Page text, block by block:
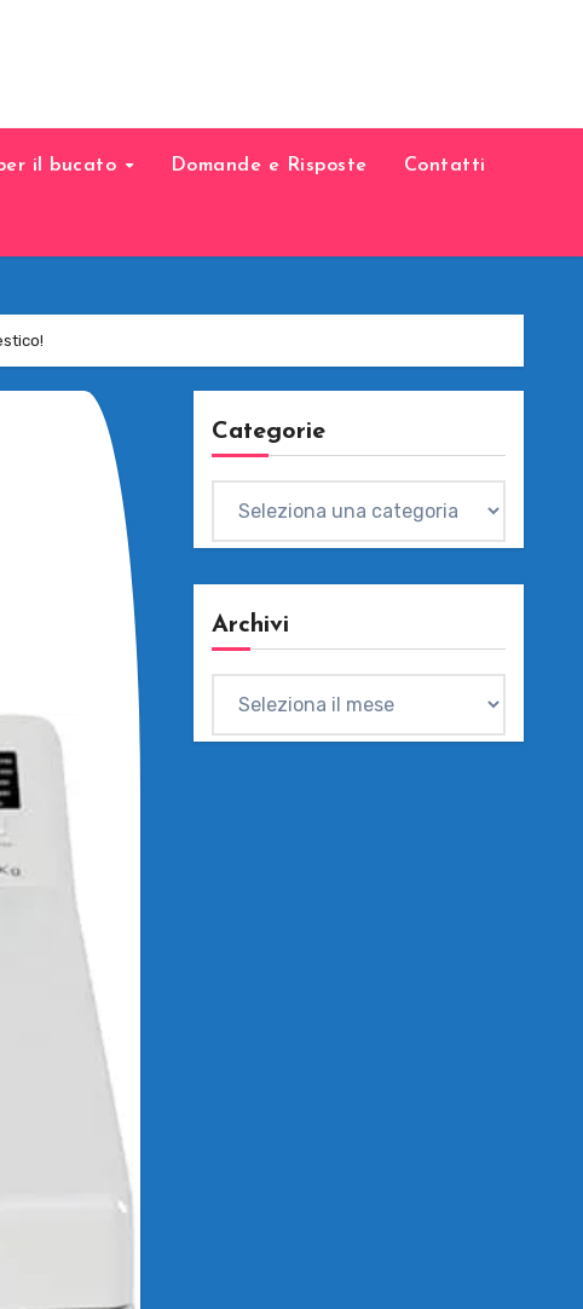
il bucato Domande e Risposte Contatti
Categorie
Archivi